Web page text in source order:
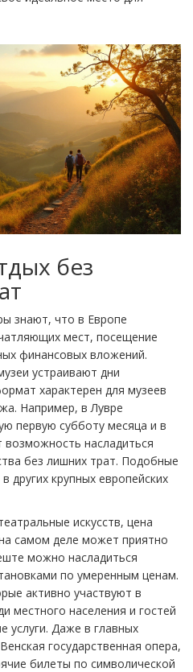
без
знают, что в Европе
мест, посещение
финансовых вложений.
устраивают дни
характерен для музеев
Например, в Лувре
первую субботу месяца и в
насладиться
без лишних трат. Подобные
других крупных европейских
искусств, цена
самом деле может приятно
можно насладиться
по умеренным ценам.
активно участвуют в
местного населения и гостей
услуги. Даже в главных
государственная опера,
билеты по символической